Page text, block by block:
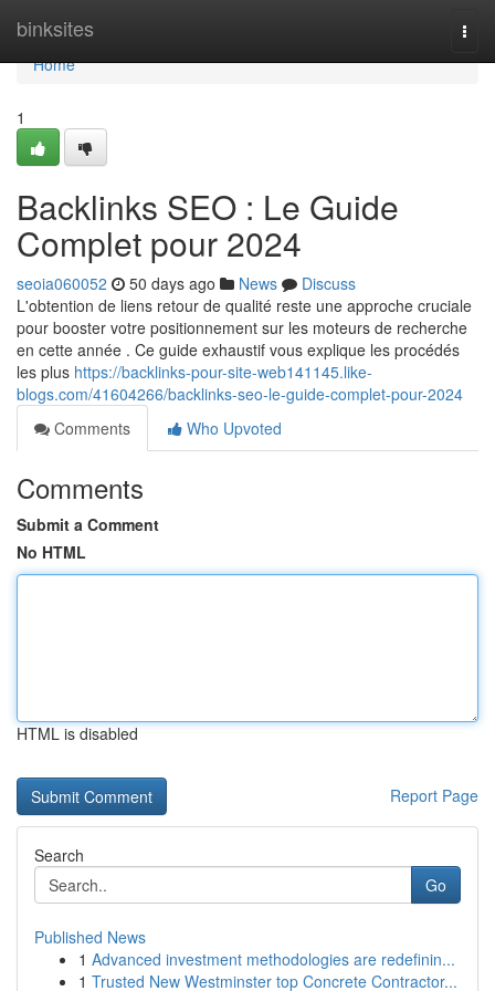
binksites
Home
Home
1
Backlinks SEO : Le Guide
Complet pour 2024
seoia060052 50 days ago News
Discuss
L'obtention de liens retour de qualité reste une approche cruciale
pour booster votre positionnement sur les moteurs de recherche
en cette année . Ce guide exhaustif vous explique les procédés
les plus https://backlinks-pour-site-web141145.like-
blogs.com/41604266/backlinks-seo-le-guide-complet-pour-2024
Comments
Who Upvoted
Comments
Submit a Comment
No HTML
HTML is disabled
Report Page
Search
Go
Published News
1 Advanced investment methodologies are redefinin...
1 Trusted New Westminster top Concrete Contractor...